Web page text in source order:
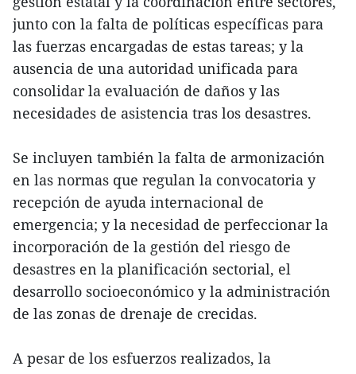
junto con la falta de políticas específicas para
las fuerzas encargadas de estas tareas; y la
ausencia de una autoridad unificada para
consolidar la evaluación de daños y las
necesidades de asistencia tras los desastres.
Se incluyen también la falta de armonización
en las normas que regulan la convocatoria y
recepción de ayuda internacional de
emergencia; y la necesidad de perfeccionar la
incorporación de la gestión del riesgo de
desastres en la planificación sectorial, el
desarrollo socioeconómico y la administración
de las zonas de drenaje de crecidas.
A pesar de los esfuerzos realizados, la